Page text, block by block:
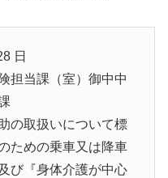
日
担当課（室）御中中
の取扱いについて標
ための乗車又は降車
び『身体介護が中心